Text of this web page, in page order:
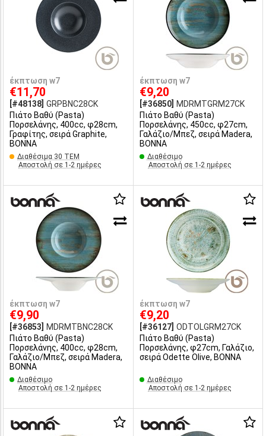
έκπτωση w7
€11,70
[#48138] GRPBNC28CK
Πιάτο Βαθύ (Pasta)
Πορσελάνης, 400cc, φ28cm,
Γραφίτης, σειρά Graphite,
BONNA
Διαθέσιμα 30 ΤΕΜ
Αποστολή σε 1-2 ημέρες
έκπτωση w7
€9,20
[#36850]
MDRMTGRM27CK
Πιάτο Βαθύ (Pasta)
Πορσελάνης, 450cc, φ27cm,
Γαλάζιο/Μπεζ, σειρά Madera,
BONNA
Διαθέσιμο
Αποστολή σε 1-2 ημέρες
έκπτωση w7
€9,90
[#36853]
MDRMTBNC28CK
Πιάτο Βαθύ (Pasta)
Πορσελάνης, 400cc, φ28cm,
Γαλάζιο/Μπεζ, σειρά Madera,
BONNA
Διαθέσιμο
Αποστολή σε 1-2 ημέρες
έκπτωση w7
€9,20
[#36127] ODTOLGRM27CK
Πιάτο Βαθύ (Pasta)
Πορσελάνης, φ27cm, Γαλάζιο,
σειρά Odette Olive, BONNA
Διαθέσιμο
Αποστολή σε 1-2 ημέρες